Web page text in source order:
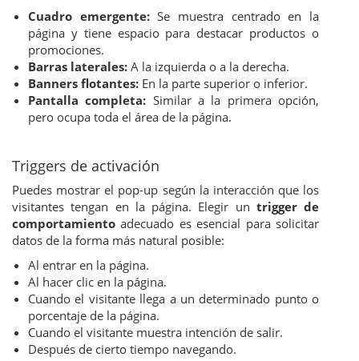
Cuadro emergente:Se muestra centrado en la
página y tiene espacio para destacar productos o
promociones.
Barras laterales: A la izquierda o a la derecha.
Banners flotantes: En la parte superior o inferior.
Pantalla completa: Similar a la primera opción,
pero ocupa toda el área de la página.
Triggers de activación
Puedes mostrar el pop-up según la interacción que los
visitantes tengan en la página. Elegir un trigger de
comportamiento adecuado es esencial para solicitar
datos de la forma más natural posible:
Al entrar en la página.
Al hacer clic en la página.
Cuando el visitante llega a un determinado punto o
porcentaje de la página.
Cuando el visitante muestra intención de salir.
Después de cierto tiempo navegando.